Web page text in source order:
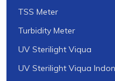
TSS Meter
Turbidity Meter
UV Sterilight Viqua
UV Sterilight Viqua